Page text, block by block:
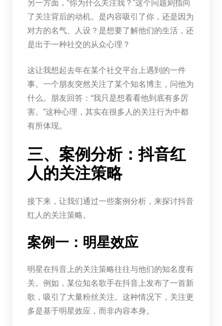
另一方面，“你为什么关注我？”这个问题则指向
了关注背后的动机。是内容吸引了你，还是因为
对方的名气、人设？是想要了解他们的生活，还
是出于一种社交的从众心理？
这让我想起去年在某个社交平台上遇到的一件
事。一个朋友突然关注了某个知名博主，问他为
什么。朋友回答：“我只是想看看他到底有多厉
害。”这种心理，其实在很多人的关注行为中都
有所体现。
三、案例分析：抖音红
人的关注策略
接下来，让我们通过一些案例分析，来探讨抖音
红人的关注策略。
案例一：明星效应
明星在抖音上的关注策略往往与他们的知名度有
关。例如，某位知名歌手在抖音上发布了一首新
歌，吸引了大量粉丝关注。这种情况下，关注更
多是基于明星效应，而非内容本身。